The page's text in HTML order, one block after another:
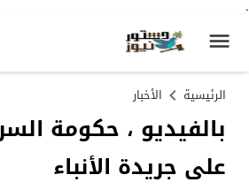
.
الرئيسية الأخبار
بالفيديو ، حكومة
على جريدة الأنباء